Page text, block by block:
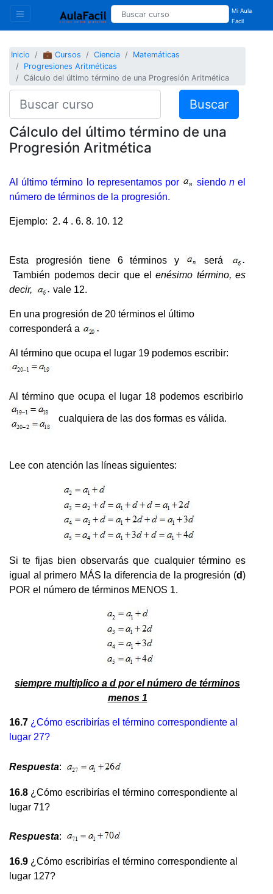
Mi Aula
Facil
Inicio 💼 Cursos Ciencia
Matemáticas
Progresiones Aritméticas
Cálculo del último término de una Progresión Aritmética
Buscar
Cálculo del último término de una
Progresión Aritmética
Al último término lo representamos por siendo nel
número de términos de la progresión.
Ejemplo: 2. 4 . 6. 8. 10. 12
Esta progresión tiene 6 términos y
será
También podemos decir que elenésimo término, es
decir,
vale 12.
En una progresión de 20 términos el último
corresponderá a
Al término que ocupa el lugar 19 podemos escribir:
Al término que ocupa el lugar 18 podemos escribirlo
cualquiera de las dos formas es válida.
Lee con atención las líneas siguientes:
Si te fijas bien observarás que cualquier término es
igual al primero MÁS la diferencia de la progresión (d)
POR el número de términos MENOS 1.
siempre multiplico a d por el número de términos
menos 1
16.7 ¿Cómo escribirías el término correspondiente al
lugar 27?
Respuesta:
16.8 ¿Cómo escribirías el término correspondiente al
lugar 71?
Respuesta:
16.9 ¿Cómo escribirías el término correspondiente al
lugar 127?